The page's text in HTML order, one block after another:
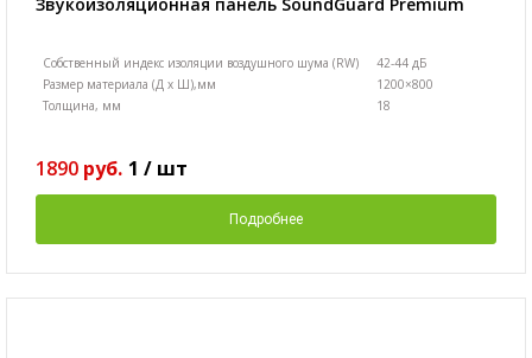
Собственный индекс изоляции воздушного шума (RW)
42-44 дБ
Размер материала (Д х Ш),мм
1200×800
Толщина, мм
18
1890 руб. 1 / шт
Подробнее